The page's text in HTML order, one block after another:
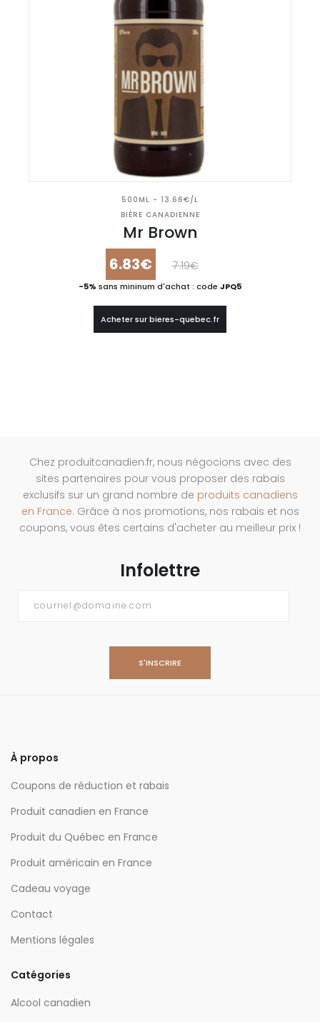
500ML - 13.66€/L
BIÈRE CANADIENNE
Mr Brown
6.83€ 7.19€
-5% sans mininum d'achat : code JPQ5
Acheter sur bieres-quebec.fr
Chez produitcanadien.fr, nous négocions avec des
sites partenaires pour vous proposer des rabais
exclusifs sur un grand nombre de produits canadiens
en France. Grâce à nos promotions, nos rabais et nos
coupons, vous êtes certains d'acheter au meilleur prix !
Infolettre
À propos
Coupons de réduction et rabais
Produit canadien en France
Produit du Québec en France
Produit américain en France
Cadeau voyage
Contact
Mentions légales
Catégories
Alcool canadien